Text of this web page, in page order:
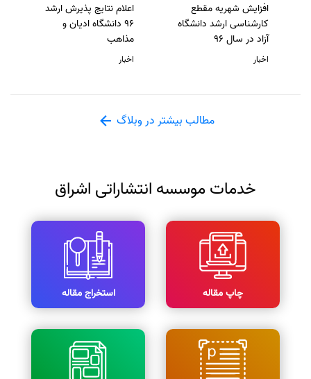
افزایش شهریه مقطع
کارشناسی ارشد دانشگاه
آزاد در سال 96
اخبار
اعلام نتایج پذیرش ارشد
96 دانشگاه ادیان و
مذاهب
اخبار
مطالب بیشتر در وبلاگ
خدمات موسسه انتشاراتی اشراق
چاپ مقاله استخراج مقاله